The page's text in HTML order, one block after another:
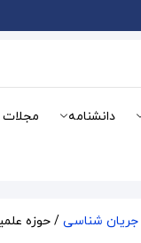
دانشنامه مجلات
جریان شناسی / حوزه